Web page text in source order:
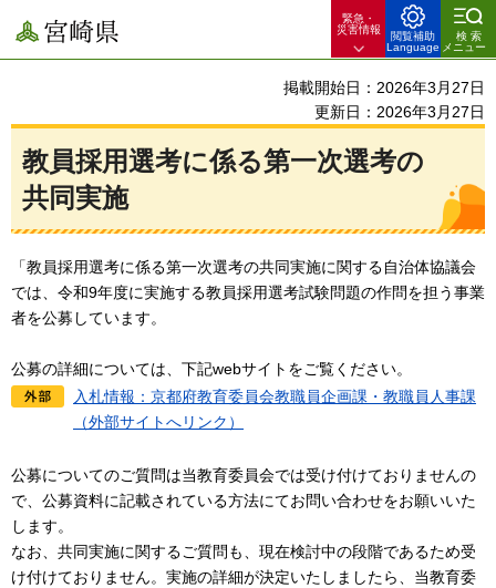
宮崎県
緊急・
災害情報
閲覧補助
Language
検索
メニュー
掲載開始日：2026年3月27日
更新日：2026年3月27日
教員採用選考に係る第一次選考の
共同実施
「教員採用選考に係る第一次選考の共同実施に関する自治体協議会
では、令和9年度に実施する教員採用選考試験問題の作問を担う事業
者を公募しています。
公募の詳細については、下記webサイトをご覧ください。
入札情報：京都府教育委員会教職員企画課・教職員人事課
（外部サイトへリンク）
公募についてのご質問は当教育委員会では受け付けておりませんの
で、公募資料に記載されている方法にてお問い合わせをお願いいた
します。
なお、共同実施に関するご質問も、現在検討中の段階であるため受
け付けておりません。実施の詳細が決定いたしましたら、当教育委